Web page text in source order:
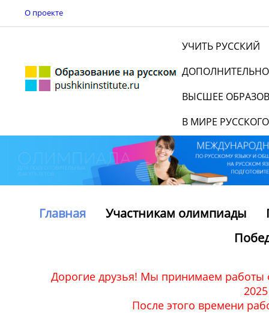
О проекте
УЧИТЬ РУССКИЙ
ВЫСШЕЕ
В МИРЕ
Главная Участникам олимпиады
Дорогие друзья! Мы принимаем работы
После этого времени